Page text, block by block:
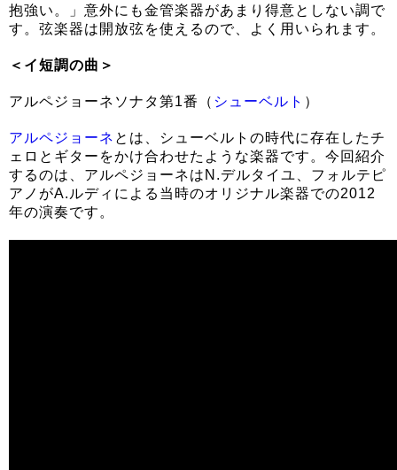
抱強い。」意外にも金管楽器があまり得意としない調で
す。弦楽器は開放弦を使えるので、よく用いられます。
＜イ短調の曲＞
アルペジョーネソナタ第1番（ シューベルト ）
アルペジョーネ とは、シューベルトの時代に存在したチ
ェロとギターをかけ合わせたような楽器です。今回紹介
するのは、アルペジョーネはN.デルタイユ、フォルテピ
アノがA.ルディによる当時のオリジナル楽器での2012
年の演奏です。